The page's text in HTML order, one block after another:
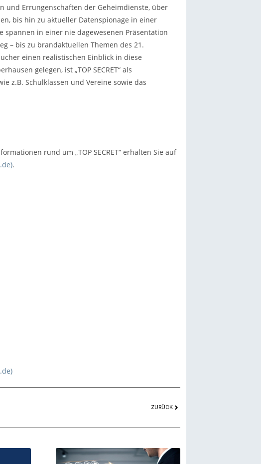
und Errungenschaften der Geheimdienste, über
bis hin zu aktueller Datenspionage in einer
in einer nie dagewesenen Präsentation
– bis zu brandaktuellen Themen des 21.
einen realistischen Einblick in diese
gelegen, ist „TOP SECRET“ als
z.B. Schulklassen und Vereine sowie das
rund um „TOP SECRET“ erhalten Sie auf
.
ZURÜCK